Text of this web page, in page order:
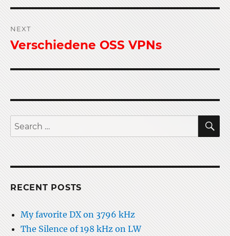
NEXT
Next
post:
Verschiedene OSS VPNs
Search
for:
RECENT POSTS
My favorite DX on 3796 kHz
The Silence of 198 kHz on LW